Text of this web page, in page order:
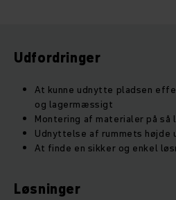
Udfordringer
At kunne udnytte pladsen
og lagermæssigt
Montering af materialer på
Udnyttelse af rummets højde
At finde en sikker og enkel
Løsninger